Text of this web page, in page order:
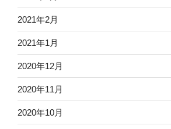
2021年2月
2021年1月
2020年12月
2020年11月
2020年10月